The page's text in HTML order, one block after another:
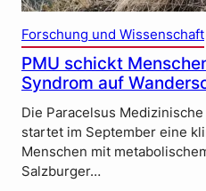
Forschung und Wissenschaft
PMU schickt
Syndrom auf
Die Paracelsus
startet im September eine
Menschen mit
Salzburger…